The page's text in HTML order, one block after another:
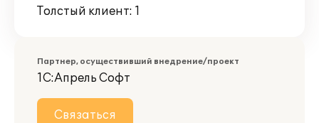
Толстый клиент: 1
Партнер, осуществивший внедрение/проект
1С:Апрель Софт
Связаться